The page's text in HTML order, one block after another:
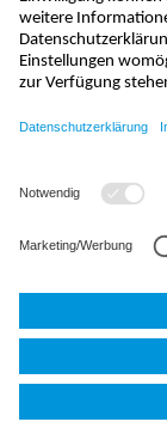
+49
+49
NIVUS GmbH,Im